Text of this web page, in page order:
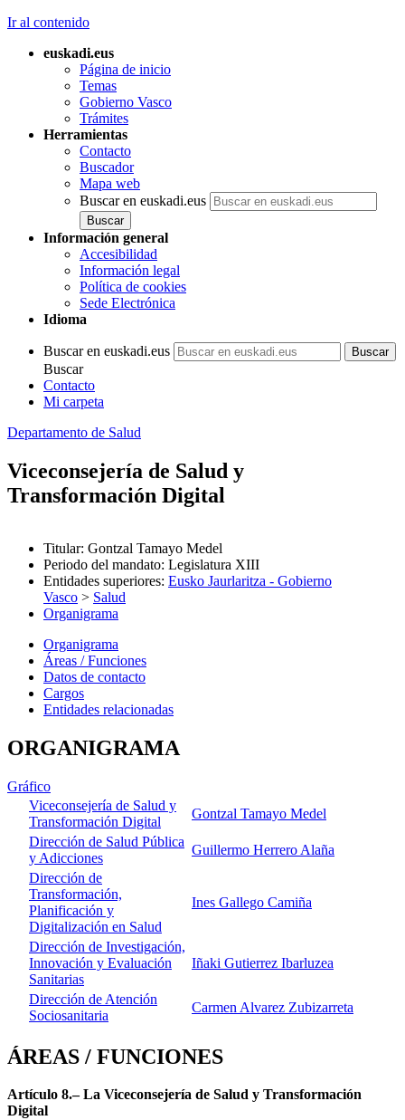
Ir al contenido
euskadi.eus
Página de inicio
Temas
Gobierno Vasco
Trámites
Herramientas
Contacto
Buscador
Mapa web
Buscar en euskadi.eus
Información general
Accesibilidad
Información legal
Política de cookies
Sede Electrónica
Idioma
Buscar en euskadi.eus
Buscar
Contacto
Mi carpeta
Departamento de Salud
Viceconsejería de Salud y
Transformación Digital
Titular: Gontzal Tamayo Medel
Periodo del mandato: Legislatura XIII
Entidades superiores: Eusko Jaurlaritza - Gobierno
Vasco > Salud
Organigrama
Organigrama
Áreas / Funciones
Datos de contacto
Cargos
Entidades relacionadas
ORGANIGRAMA
Gráfico
Viceconsejería de Salud y
Transformación Digital
Gontzal Tamayo Medel
Dirección de Salud Pública
y Adicciones
Guillermo Herrero Alaña
Dirección de
Transformación,
Planificación y
Digitalización en Salud
Ines Gallego Camiña
Dirección de Investigación,
Innovación y Evaluación
Sanitarias
Iñaki Gutierrez Ibarluzea
Dirección de Atención
Sociosanitaria
Carmen Alvarez Zubizarreta
ÁREAS / FUNCIONES
Artículo 8.– La Viceconsejería de Salud y Transformación
Digital